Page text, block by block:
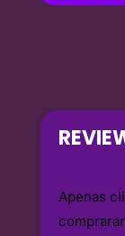
Apenas